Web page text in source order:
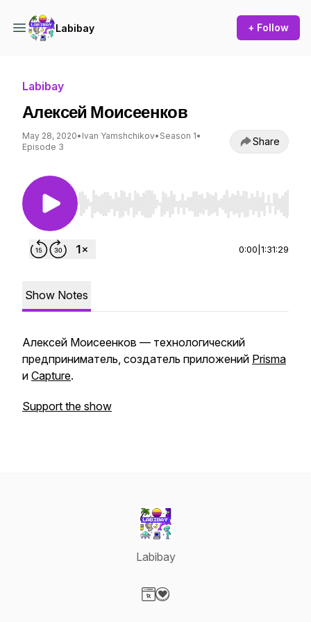
Labibay + Follow
Labibay
Алексей Моисеенков
May 28, 2020• Ivan Yamshchikov• Season 1•
Episode 3
Share
Use Left/Right to seek, Home/End to jump to
0:00 1:31:29
Show Notes
Алексей Моисеенков — технологический
предприниматель, создатель приложений Prisma
и Capture.
Support the show
Labibay